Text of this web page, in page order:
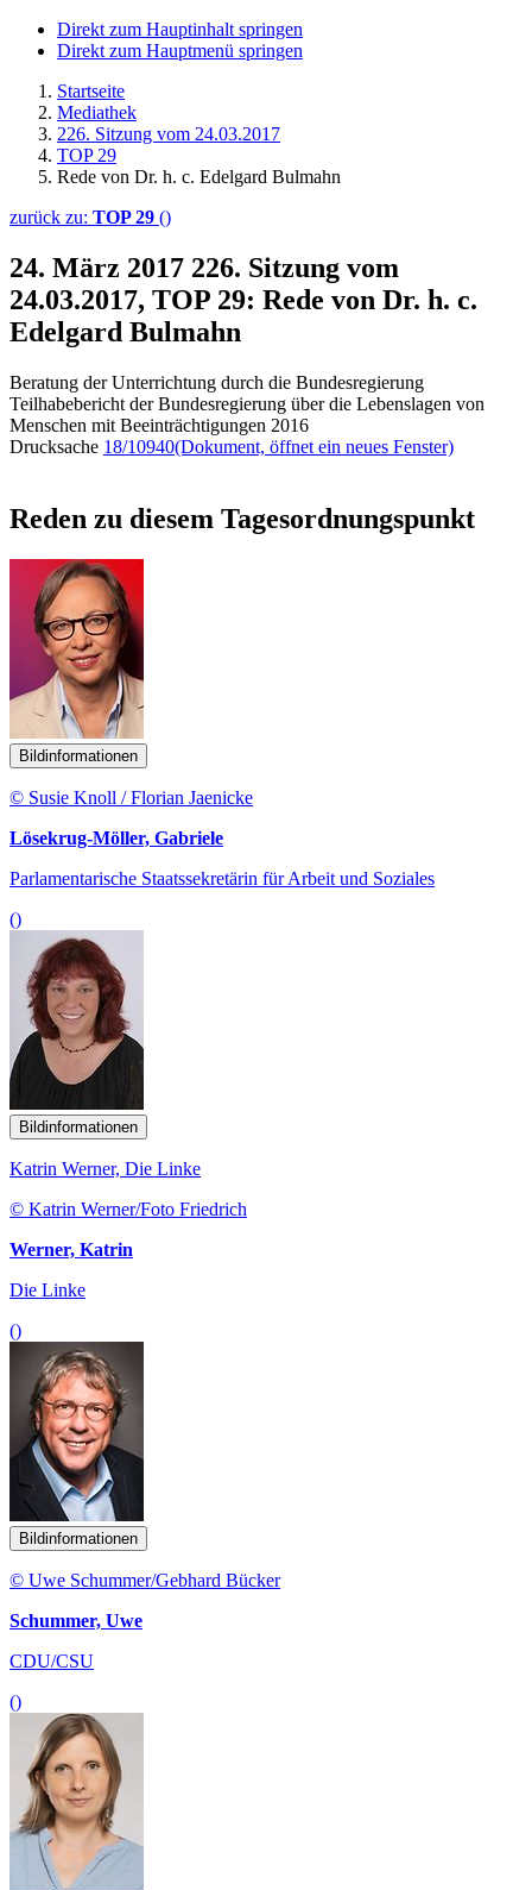
Direkt zum Hauptinhalt springen
Direkt zum Hauptmenü springen
Startseite
Mediathek
226. Sitzung vom 24.03.2017
TOP 29
Rede von Dr. h. c. Edelgard Bulmahn
zurück zu: TOP 29 ()
24. März 2017 226. Sitzung vom
24.03.2017, TOP 29: Rede von Dr. h. c.
Edelgard Bulmahn
Beratung der Unterrichtung durch die Bundesregierung
Teilhabebericht der Bundesregierung über die Lebenslagen von
Menschen mit Beeinträchtigungen 2016
Drucksache 18/10940(Dokument, öffnet ein neues Fenster)
Reden zu diesem Tagesordnungspunkt
Bildinformationen
© Susie Knoll / Florian Jaenicke
Lösekrug-Möller, Gabriele
Parlamentarische Staatssekretärin für Arbeit und Soziales
()
Bildinformationen
Katrin Werner, Die Linke
© Katrin Werner/Foto Friedrich
Werner, Katrin
Die Linke
()
Bildinformationen
© Uwe Schummer/Gebhard Bücker
Schummer, Uwe
CDU/CSU
()